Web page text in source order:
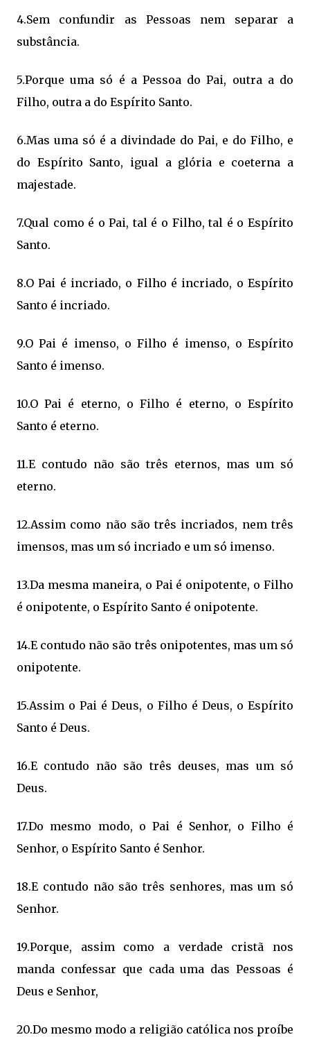
4.Sem confundir as Pessoas nem separar a
substância.
5.Porque uma só é a Pessoa do Pai, outra a do
Filho, outra a do Espírito Santo.
6.Mas uma só é a divindade do Pai, e do Filho, e
do Espírito Santo, igual a glória e coeterna a
majestade.
7.Qual como é o Pai, tal é o Filho, tal é o Espírito
Santo.
8.O Pai é incriado, o Filho é incriado, o Espírito
Santo é incriado.
9.O Pai é imenso, o Filho é imenso, o Espírito
Santo é imenso.
10.O Pai é eterno, o Filho é eterno, o Espírito
Santo é eterno.
11.E contudo não são três eternos, mas um só
eterno.
12.Assim como não são três incriados, nem três
imensos, mas um só incriado e um só imenso.
13.Da mesma maneira, o Pai é onipotente, o Filho
é onipotente, o Espírito Santo é onipotente.
14.E contudo não são três onipotentes, mas um só
onipotente.
15.Assim o Pai é Deus, o Filho é Deus, o Espírito
Santo é Deus.
16.E contudo não são três deuses, mas um só
Deus.
17.Do mesmo modo, o Pai é Senhor, o Filho é
Senhor, o Espírito Santo é Senhor.
18.E contudo não são três senhores, mas um só
Senhor.
19.Porque, assim como a verdade cristã nos
manda confessar que cada uma das Pessoas é
Deus e Senhor,
20.Do mesmo modo a religião católica nos proíbe